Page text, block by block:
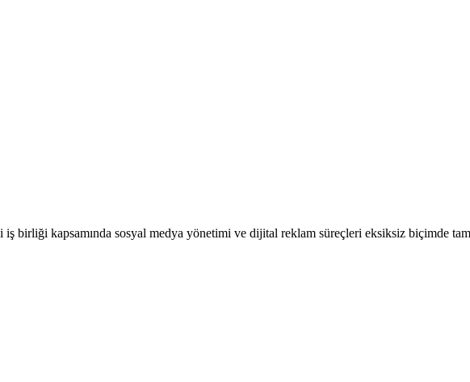
birliği kapsamında sosyal medya yönetimi ve dijital reklam süreçleri eksiksiz biçimde